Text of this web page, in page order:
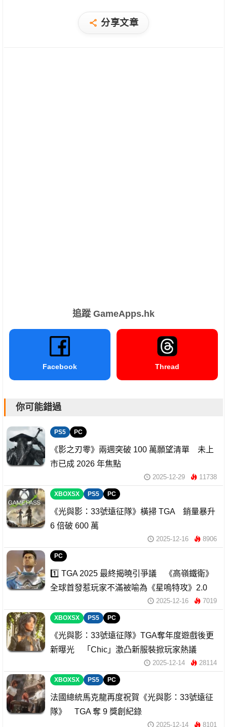
分享文章
追蹤 GameApps.hk
Facebook Thread
你可能錯過
PS5 PC
《影之刃零》兩週突破 100 萬願望清單 未上
市已成 2026 年焦點
2025-12-29 11738
XBOXSX PS5 PC
《光與影：33號遠征隊》橫掃 TGA 銷量暴升
6 倍破 600 萬
2025-12-16 8906
PC
1️⃣ TGA 2025 最終揭曉引爭議 《高嶺鐵衛》
全球首發惹玩家不滿被喻為《星嗚特攻》2.0
2025-12-16 7019
XBOXSX PS5 PC
《光與影：33號遠征隊》TGA奪年度遊戲後更
新曝光 「Chic」激凸新服裝掀玩家熱議
2025-12-14 28114
XBOXSX PS5 PC
法國總統馬克龍再度祝賀《光與影：33號遠征
隊》 TGA 奪 9 獎創紀錄
2025-12-14 8101